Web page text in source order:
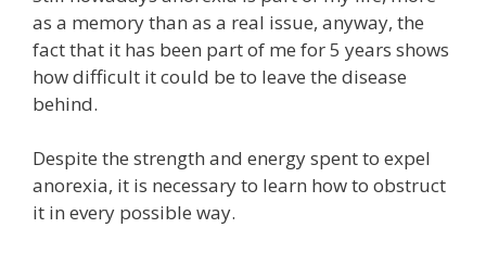
as a memory than as a real issue, anyway, the
fact that it has been part of me for 5 years shows
how difficult it could be to leave the disease
behind.
Despite the strength and energy spent to expel
anorexia, it is necessary to learn how to obstruct
it in every possible way.